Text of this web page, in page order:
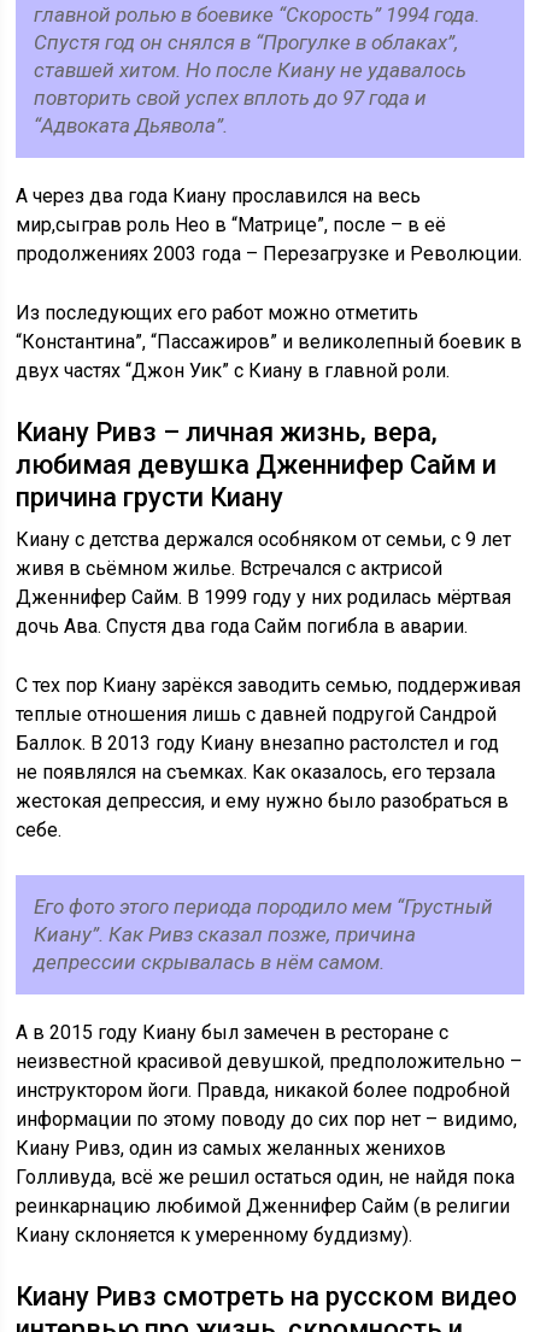
главной ролью в боевике “Скорость” 1994 года.
Спустя год он снялся в “Прогулке в облаках”,
ставшей хитом. Но после Киану не удавалось
повторить свой успех вплоть до 97 года и
“Адвоката Дьявола”.
А через два года Киану прославился на весь
мир,сыграв роль Нео в “Матрице”, после – в её
продолжениях 2003 года – Перезагрузке и Революции.
Из последующих его работ можно отметить
“Константина”, “Пассажиров” и великолепный боевик в
двух частях “Джон Уик” с Киану в главной роли.
Киану Ривз – личная жизнь, вера,
любимая девушка Дженнифер Сайм и
причина грусти Киану
Киану с детства держался особняком от семьи, с 9 лет
живя в сьёмном жилье. Встречался с актрисой
Дженнифер Сайм. В 1999 году у них родилась мёртвая
дочь Ава. Спустя два года Сайм погибла в аварии.
С тех пор Киану зарёкся заводить семью, поддерживая
теплые отношения лишь с давней подругой Сандрой
Баллок. В 2013 году Киану внезапно растолстел и год
не появлялся на съемках. Как оказалось, его терзала
жестокая депрессия, и ему нужно было разобраться в
себе.
Его фото этого периода породило мем “Грустный
Киану”. Как Ривз сказал позже, причина
депрессии скрывалась в нём самом.
А в 2015 году Киану был замечен в ресторане с
неизвестной красивой девушкой, предположительно –
инструктором йоги. Правда, никакой более подробной
информации по этому поводу до сих пор нет – видимо,
Киану Ривз, один из самых желанных женихов
Голливуда, всё же решил остаться один, не найдя пока
реинкарнацию любимой Дженнифер Сайм (в религии
Киану склоняется к умеренному буддизму).
Киану Ривз смотреть на русском видео